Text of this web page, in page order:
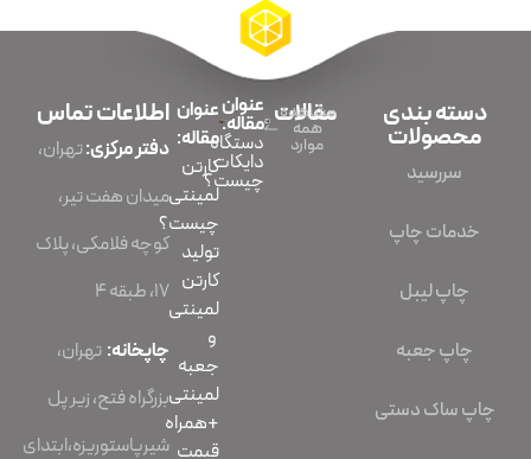
دسته بندی
محصولات
سررسید
خدمات چاپ
چاپ لیبل
چاپ جعبه
چاپ ساک دستی
مقالات
مشاهده
همه
موارد
عنوان
مقاله:
دستگاه
دایکات
چیست؟
عنوان
مقاله:
کارتن
لمینتی
چیست؟
تولید
کارتن
لمینتی
و
جعبه
لمینتی
+همراه
قیمت
اطلاعات تماس
دفتر مرکزی:تهران،
میدان هفت تیر،
کوچه فلامکی، پلاک
۱۷، طبقه ۴
چاپخانه: تهران،
بزرگراه فتح، زیر پل
شیرپاستوریزه،ابتدای